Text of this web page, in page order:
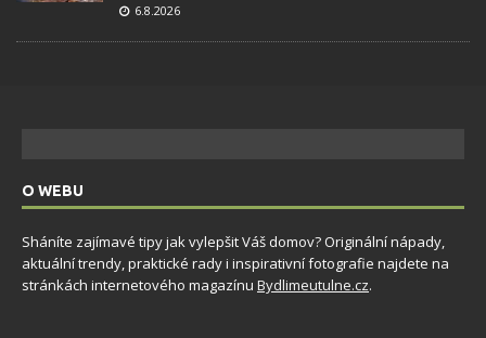
6.8.2026
O WEBU
Sháníte zajímavé tipy jak vylepšit Váš domov? Originální nápady,
aktuální trendy, praktické rady i inspirativní fotografie najdete na
stránkách internetového magazínu Bydlimeutulne.cz.